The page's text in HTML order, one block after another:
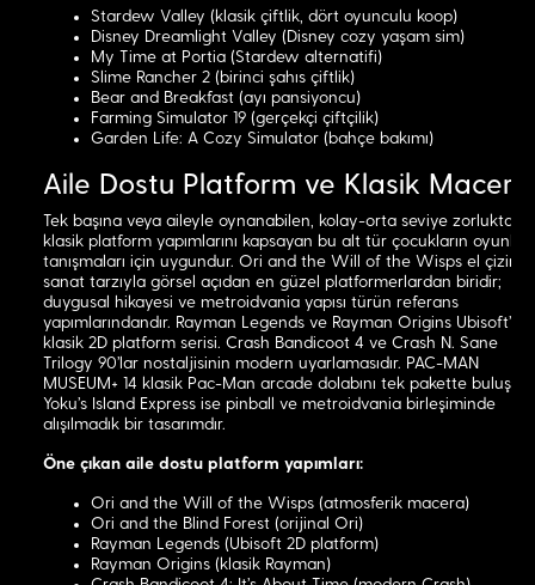
Stardew Valley (klasik çiftlik, dört oyunculu koop)
Disney Dreamlight Valley (Disney cozy yaşam sim)
My Time at Portia (Stardew alternatifi)
Slime Rancher 2 (birinci şahıs çiftlik)
Bear and Breakfast (ayı pansiyoncu)
Farming Simulator 19 (gerçekçi çiftçilik)
Garden Life: A Cozy Simulator (bahçe bakımı)
Aile Dostu Platform ve Klasik Macera
Tek başına veya aileyle oynanabilen, kolay-orta seviye zorlukta
klasik platform yapımlarını kapsayan bu alt tür çocukların oyunla
tanışmaları için uygundur. Ori and the Will of the Wisps el çizimi
sanat tarzıyla görsel açıdan en güzel platformerlardan biridir;
duygusal hikayesi ve metroidvania yapısı türün referans
yapımlarındandır. Rayman Legends ve Rayman Origins Ubisoft'un
klasik 2D platform serisi. Crash Bandicoot 4 ve Crash N. Sane
Trilogy 90'lar nostaljisinin modern uyarlamasıdır. PAC-MAN
MUSEUM+ 14 klasik Pac-Man arcade dolabını tek pakette
Yoku's Island Express ise pinball ve metroidvania birleşiminde
alışılmadık bir tasarımdır.
Öne çıkan aile dostu platform yapımları:
Ori and the Will of the Wisps (atmosferik macera)
Ori and the Blind Forest (orijinal Ori)
Rayman Legends (Ubisoft 2D platform)
Rayman Origins (klasik Rayman)